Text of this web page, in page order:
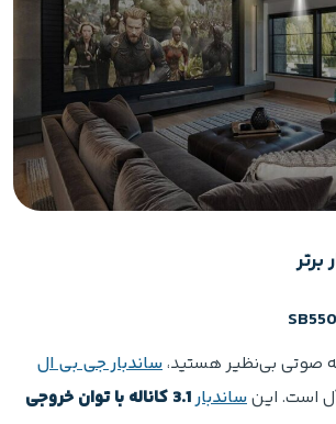
صوتی بی‌نظیر هستید،ساندبار جی بی ال
است. اینساندبار
3.1 کاناله با توان خروجی